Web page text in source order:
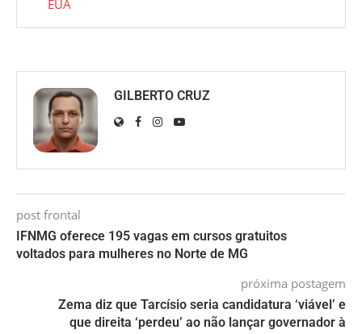
EUA
GILBERTO CRUZ
post frontal
IFNMG oferece 195 vagas em cursos gratuitos
voltados para mulheres no Norte de MG
próxima postagem
Zema diz que Tarcísio seria candidatura ‘viável’ e
que direita ‘perdeu’ ao não lançar governador à